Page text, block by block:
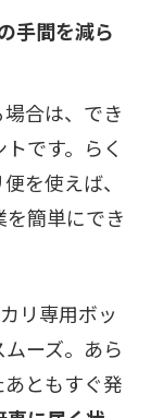
手間を減ら
合は、でき
です。らく
を使えば、
簡単にでき
リ専用ボッ
ーズ。あら
ともすぐ発